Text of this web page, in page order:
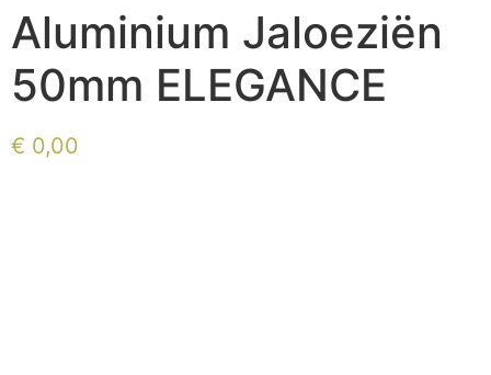
Aluminium Jaloeziën
50mm ELEGANCE
€ 0,00